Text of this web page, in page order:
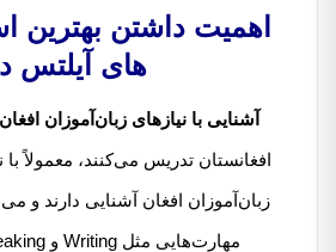
اهمیت داشتن بهترین
های آیلتس
آشنایی با نیازهای زبان‌آموزان افغان
افغانستان تدریس می‌کنند، معمولاً
زبان‌آموزان افغان آشنایی دارند و
مهارت‌هایی مثل Writing و Speaking کار کنند.